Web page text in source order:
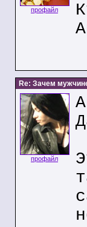
профайл
Re: Зачем
профайл